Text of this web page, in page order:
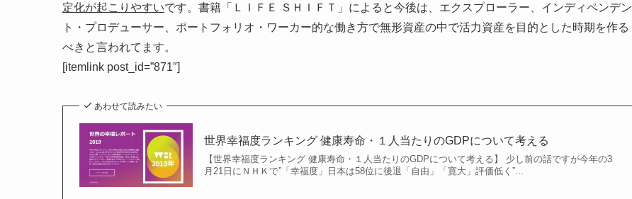
定化が起こりやすいです。書籍「ＬＩＦＥ ＳＨＩＦＴ」によると今後は、エクスプローラー、インディペンデン
ト・プロデューサー、ポートフォリオ・ワーカー的な働き方で無形資産の中で活力資産を目的とした時期を作る
べきと言われてます。
[itemlink post_id=”871″]
あわせて読みたい
世界幸福度ランキング 健康寿命・１人当たりのGDPについて考える
【世界幸福度ランキング 健康寿命・１人当たりのGDPについて考える】 少し前の話ですが今年の3
月21日にＮＨＫで”「幸福度」日本は58位に後退「自由」「寛大」評価低く”...